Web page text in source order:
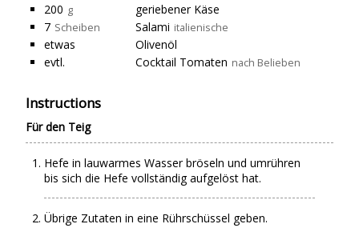
200 g
geriebener Käse
7 Scheiben Salami italienische
etwas
Olivenöl
evtl.
Cocktail Tomaten nach Belieben
Instructions
Für den Teig
Hefe in lauwarmes Wasser bröseln und umrühren
bis sich die Hefe vollständig aufgelöst hat.
Übrige Zutaten in eine Rührschüssel geben.